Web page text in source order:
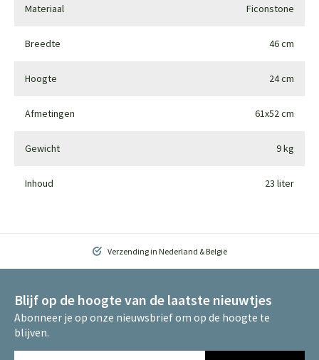
Materiaal Ficonstone
Breedte 46 cm
Hoogte 24 cm
Afmetingen 61x52 cm
Gewicht 9 kg
Inhoud 23 liter
Verzending in Nederland & België
Blijf op de hoogte van de laatste nieuwtjes
Abonneer je op onze nieuwsbrief om op de hoogte te
blijven.